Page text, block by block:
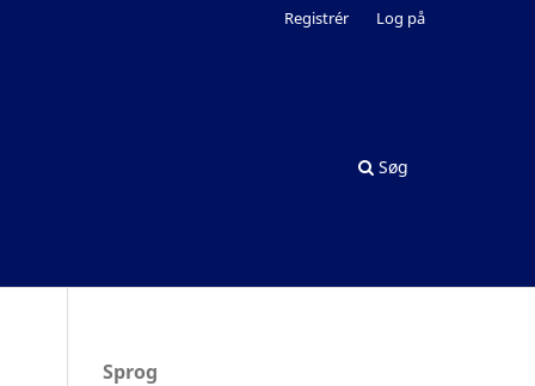
Søg
Registrér Log på
Sprog